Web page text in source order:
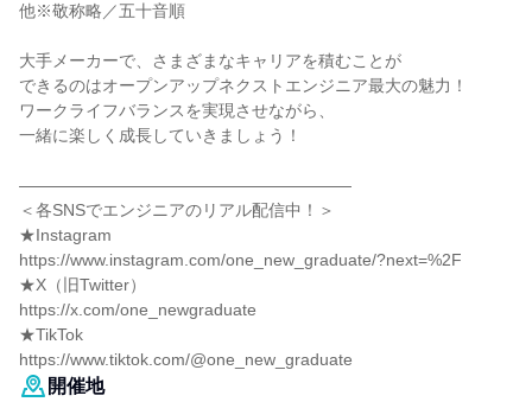
他※敬称略／五十音順
大手メーカーで、さまざまなキャリアを積むことが
できるのはオープンアップネクストエンジニア最大の魅力！
ワークライフバランスを実現させながら、
一緒に楽しく成長していきましょう！
――――――――――――――――――――
＜各SNSでエンジニアのリアル配信中！＞
★Instagram
https://www.instagram.com/one_new_graduate/?next=%2F
★X（旧Twitter）
https://x.com/one_newgraduate
★TikTok
https://www.tiktok.com/@one_new_graduate
開催地